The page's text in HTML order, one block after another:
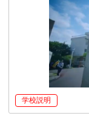
学校説明